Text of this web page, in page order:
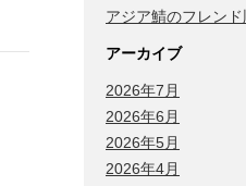
アジア鯖のフレン
アーカイブ
2026年7月
2026年6月
2026年5月
2026年4月